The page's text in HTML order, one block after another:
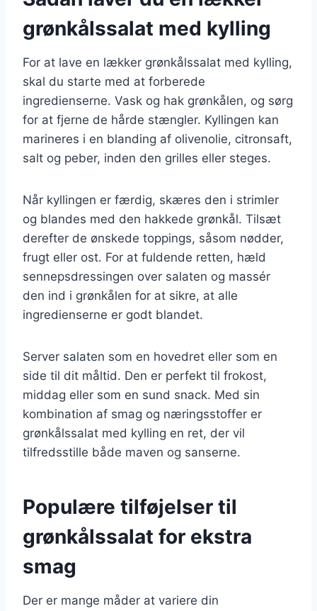
grønkålssalat med kylling
For at lave en lækker grønkålssalat med kylling,
skal du starte med at forberede
ingredienserne. Vask og hak grønkålen, og sørg
for at fjerne de hårde stængler. Kyllingen kan
marineres i en blanding af olivenolie, citronsaft,
salt og peber, inden den grilles eller steges.
Når kyllingen er færdig, skæres den i strimler
og blandes med den hakkede grønkål. Tilsæt
derefter de ønskede toppings, såsom nødder,
frugt eller ost. For at fuldende retten, hæld
sennepsdressingen over salaten og massér
den ind i grønkålen for at sikre, at alle
ingredienserne er godt blandet.
Server salaten som en hovedret eller som en
side til dit måltid. Den er perfekt til frokost,
middag eller som en sund snack. Med sin
kombination af smag og næringsstoffer er
grønkålssalat med kylling en ret, der vil
tilfredsstille både maven og sanserne.
Populære tilføjelser til
grønkålssalat for ekstra
smag
Der er mange måder at variere din